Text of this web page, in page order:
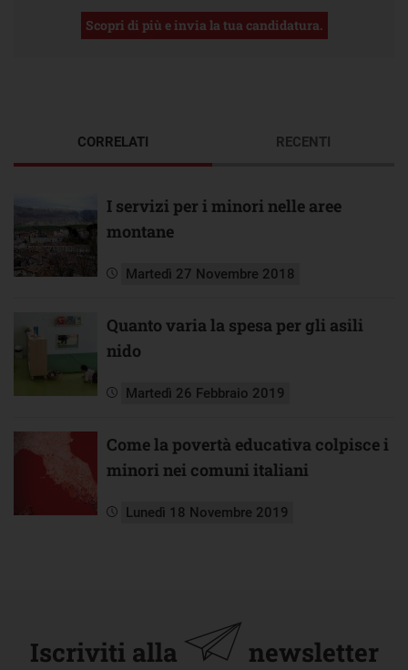
Scopri di più e invia la tua candidatura.
CORRELATI
I servizi per i minori nelle aree
montane
Martedì 27 Novembre 2018
Quanto varia la spesa per gli asili
nido
Martedì 26 Febbraio 2019
Come la povertà educativa colpisce i
minori nei comuni italiani
Lunedì 18 Novembre 2019
RECENTI
Iscriviti alla newsletter